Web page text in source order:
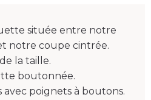
située entre notre
notre coupe cintrée.
la taille.
boutonnée.
avec poignets à boutons.